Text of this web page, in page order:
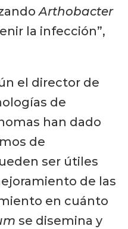
Arthobacter
la infección”,
el director de
de
han dado
de
ser útiles
de las
en cuánto
se disemina y